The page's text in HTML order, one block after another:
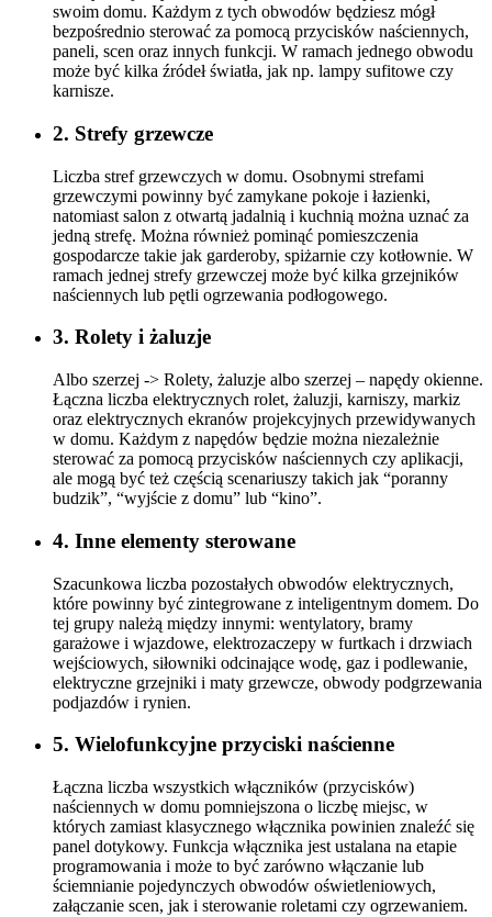
swoim domu. Każdym z tych obwodów będziesz mógł
bezpośrednio sterować za pomocą przycisków naściennych,
paneli, scen oraz innych funkcji. W ramach jednego obwodu
może być kilka źródeł światła, jak np. lampy sufitowe czy
karnisze.
2. Strefy grzewcze
Liczba stref grzewczych w domu. Osobnymi strefami
grzewczymi powinny być zamykane pokoje i łazienki,
natomiast salon z otwartą jadalnią i kuchnią można uznać za
jedną strefę. Można również pominąć pomieszczenia
gospodarcze takie jak garderoby, spiżarnie czy kotłownie. W
ramach jednej strefy grzewczej może być kilka grzejników
naściennych lub pętli ogrzewania podłogowego.
3. Rolety i żaluzje
Albo szerzej -> Rolety, żaluzje albo szerzej – napędy okienne.
Łączna liczba elektrycznych rolet, żaluzji, karniszy, markiz
oraz elektrycznych ekranów projekcyjnych przewidywanych
w domu. Każdym z napędów będzie można niezależnie
sterować za pomocą przycisków naściennych czy aplikacji,
ale mogą być też częścią scenariuszy takich jak “poranny
budzik”, “wyjście z domu” lub “kino”.
4. Inne elementy sterowane
Szacunkowa liczba pozostałych obwodów elektrycznych,
które powinny być zintegrowane z inteligentnym domem. Do
tej grupy należą między innymi: wentylatory, bramy
garażowe i wjazdowe, elektrozaczepy w furtkach i drzwiach
wejściowych, siłowniki odcinające wodę, gaz i podlewanie,
elektryczne grzejniki i maty grzewcze, obwody podgrzewania
podjazdów i rynien.
5. Wielofunkcyjne przyciski naścienne
Łączna liczba wszystkich włączników (przycisków)
naściennych w domu pomniejszona o liczbę miejsc, w
których zamiast klasycznego włącznika powinien znaleźć się
panel dotykowy. Funkcja włącznika jest ustalana na etapie
programowania i może to być zarówno włączanie lub
ściemnianie pojedynczych obwodów oświetleniowych,
załączanie scen, jak i sterowanie roletami czy ogrzewaniem.